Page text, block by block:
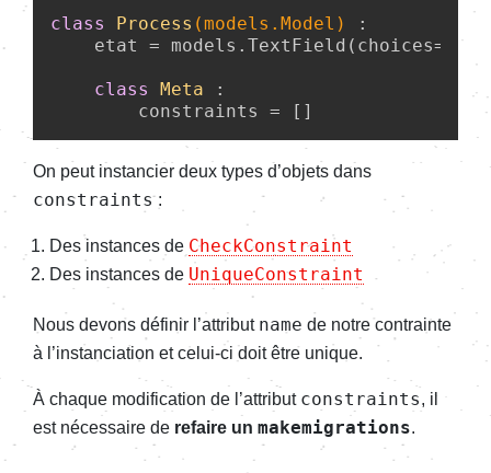
class Process (models.Model)
:
etat =
class Meta :
On peut instan­cier deux types d’objets dans
constraints:
Des instances de CheckConstraint
Des instances de UniqueConstraint
Nous devons défi­nir l’at­tri­but name de notre contrainte
à l’ins­tan­cia­tion et celui-ci doit être unique.
À chaque modi­fi­ca­tion de l’at­tri­but constraints, il
est néces­saire de refaire un makemigrations.